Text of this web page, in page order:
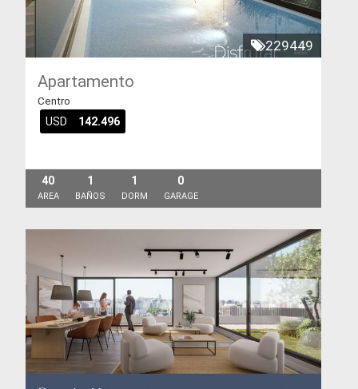
229449
Apartamento
Centro
USD 142.496
40
AREA
1
BAÑOS
1
DORM
0
GARAGE